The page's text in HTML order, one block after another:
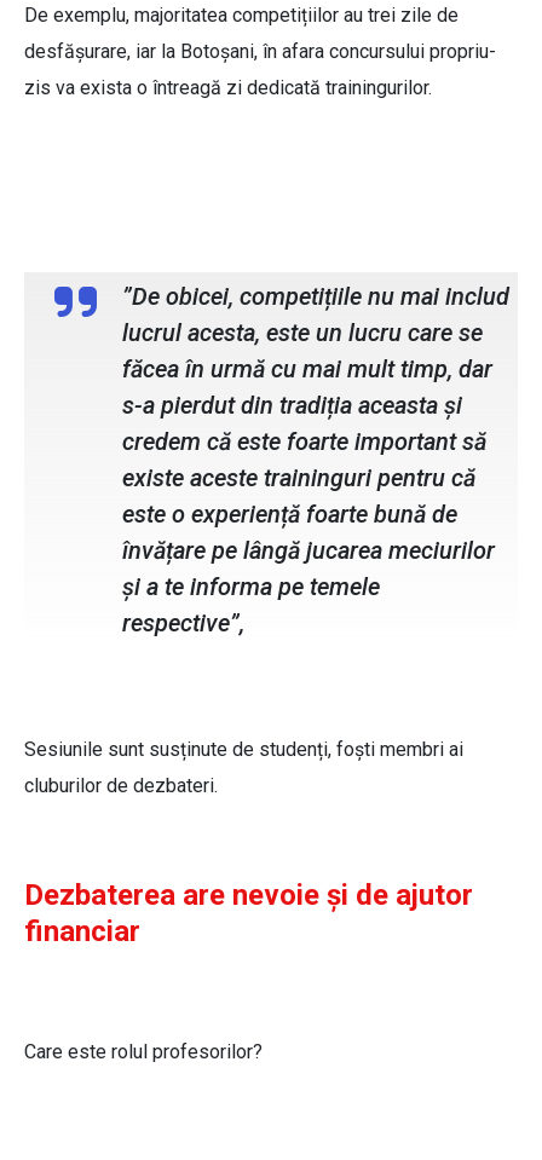
De exemplu, majoritatea competițiilor au trei zile de
desfășurare, iar la Botoșani, în afara concursului propriu-
zis va exista o întreagă zi dedicată trainingurilor.
”De obicei, competițiile nu mai includ
lucrul acesta, este un lucru care se
făcea în urmă cu mai mult timp, dar
s-a pierdut din tradiția aceasta și
credem că este foarte important să
existe aceste traininguri pentru că
este o experiență foarte bună de
învățare pe lângă jucarea meciurilor
și a te informa pe temele
respective”,
Sesiunile sunt susținute de studenți, foști membri ai
cluburilor de dezbateri.
Dezbaterea are nevoie și de ajutor
financiar
Care este rolul profesorilor?